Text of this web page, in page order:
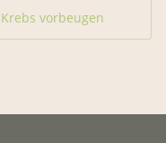
Krebs vorbeugen